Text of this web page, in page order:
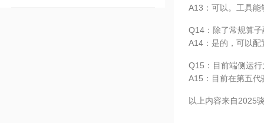
A13：可以。工具
Q14：除了常规算
A14：是的，可以
Q15：目前端侧运
A15：目前在第五
以上内容来自2025